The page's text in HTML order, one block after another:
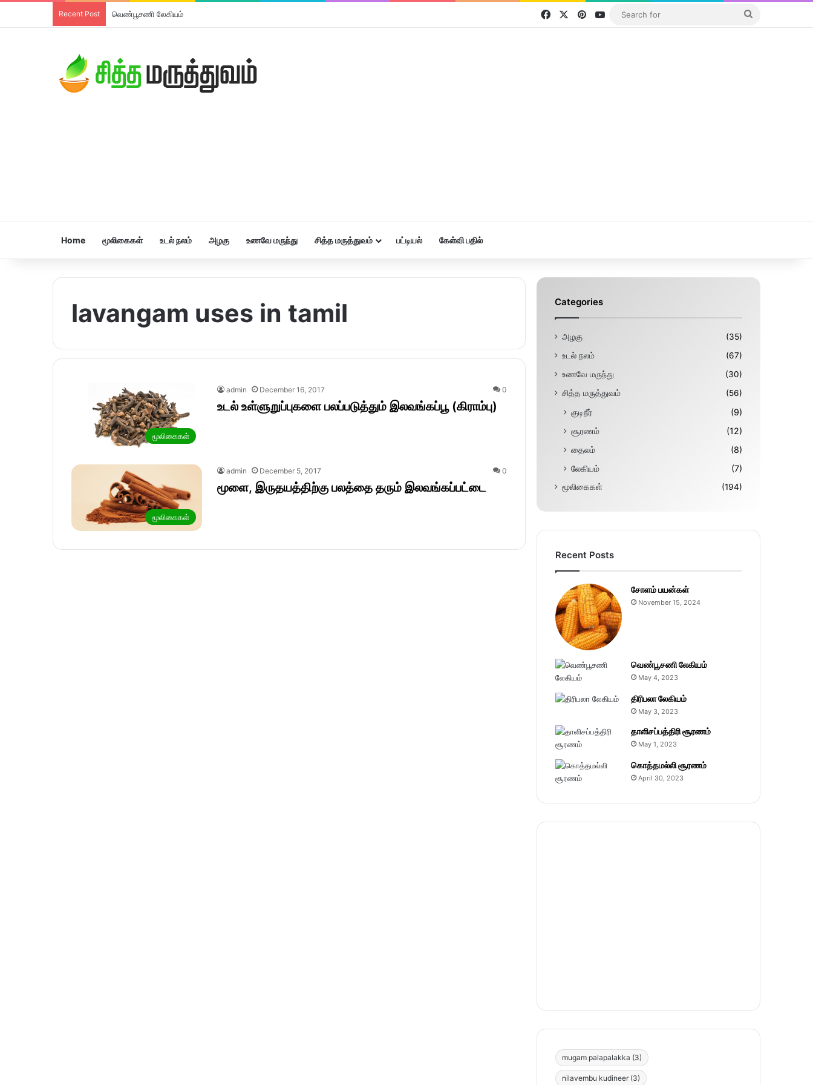
Recent Post வெண்பூசணி லேகியம் FacebookPinterestYouTube
Home மூலிகைகள் உடல் நலம் அழகு உணவே மருந்து சித்த மருத்துவம் பட்டியல் கேள்வி பதில்
lavangam uses in tamil
மூலிகைகள்
admin December 16, 2017 0
உடல் உள்ளுறுப்புகளை பலப்படுத்தும் இலவங்கப்பூ (கிராம்பு)
மூலிகைகள்
admin December 5, 2017 0
மூளை, இருதயத்திற்கு பலத்தை தரும் இலவங்கப்பட்டை
Categories
அழகு
(35)
உடல் நலம்
(67)
உணவே மருந்து
(30)
சித்த மருத்துவம்
(56)
குடிநீர்
(9)
சூரணம்
(12)
தைலம்
(8)
லேகியம்
(7)
மூலிகைகள் (194)
Recent Posts
சோளம் பயன்கள்
November 15, 2024
வெண்பூசணி லேகியம்
May 4, 2023
திரிபலா லேகியம்
May 3, 2023
தாளிசப்பத்திரி சூரணம்
May 1, 2023
கொத்தமல்லி சூரணம்
April 30, 2023
mugam palapalakka (3)
nilavembu kudineer (3)